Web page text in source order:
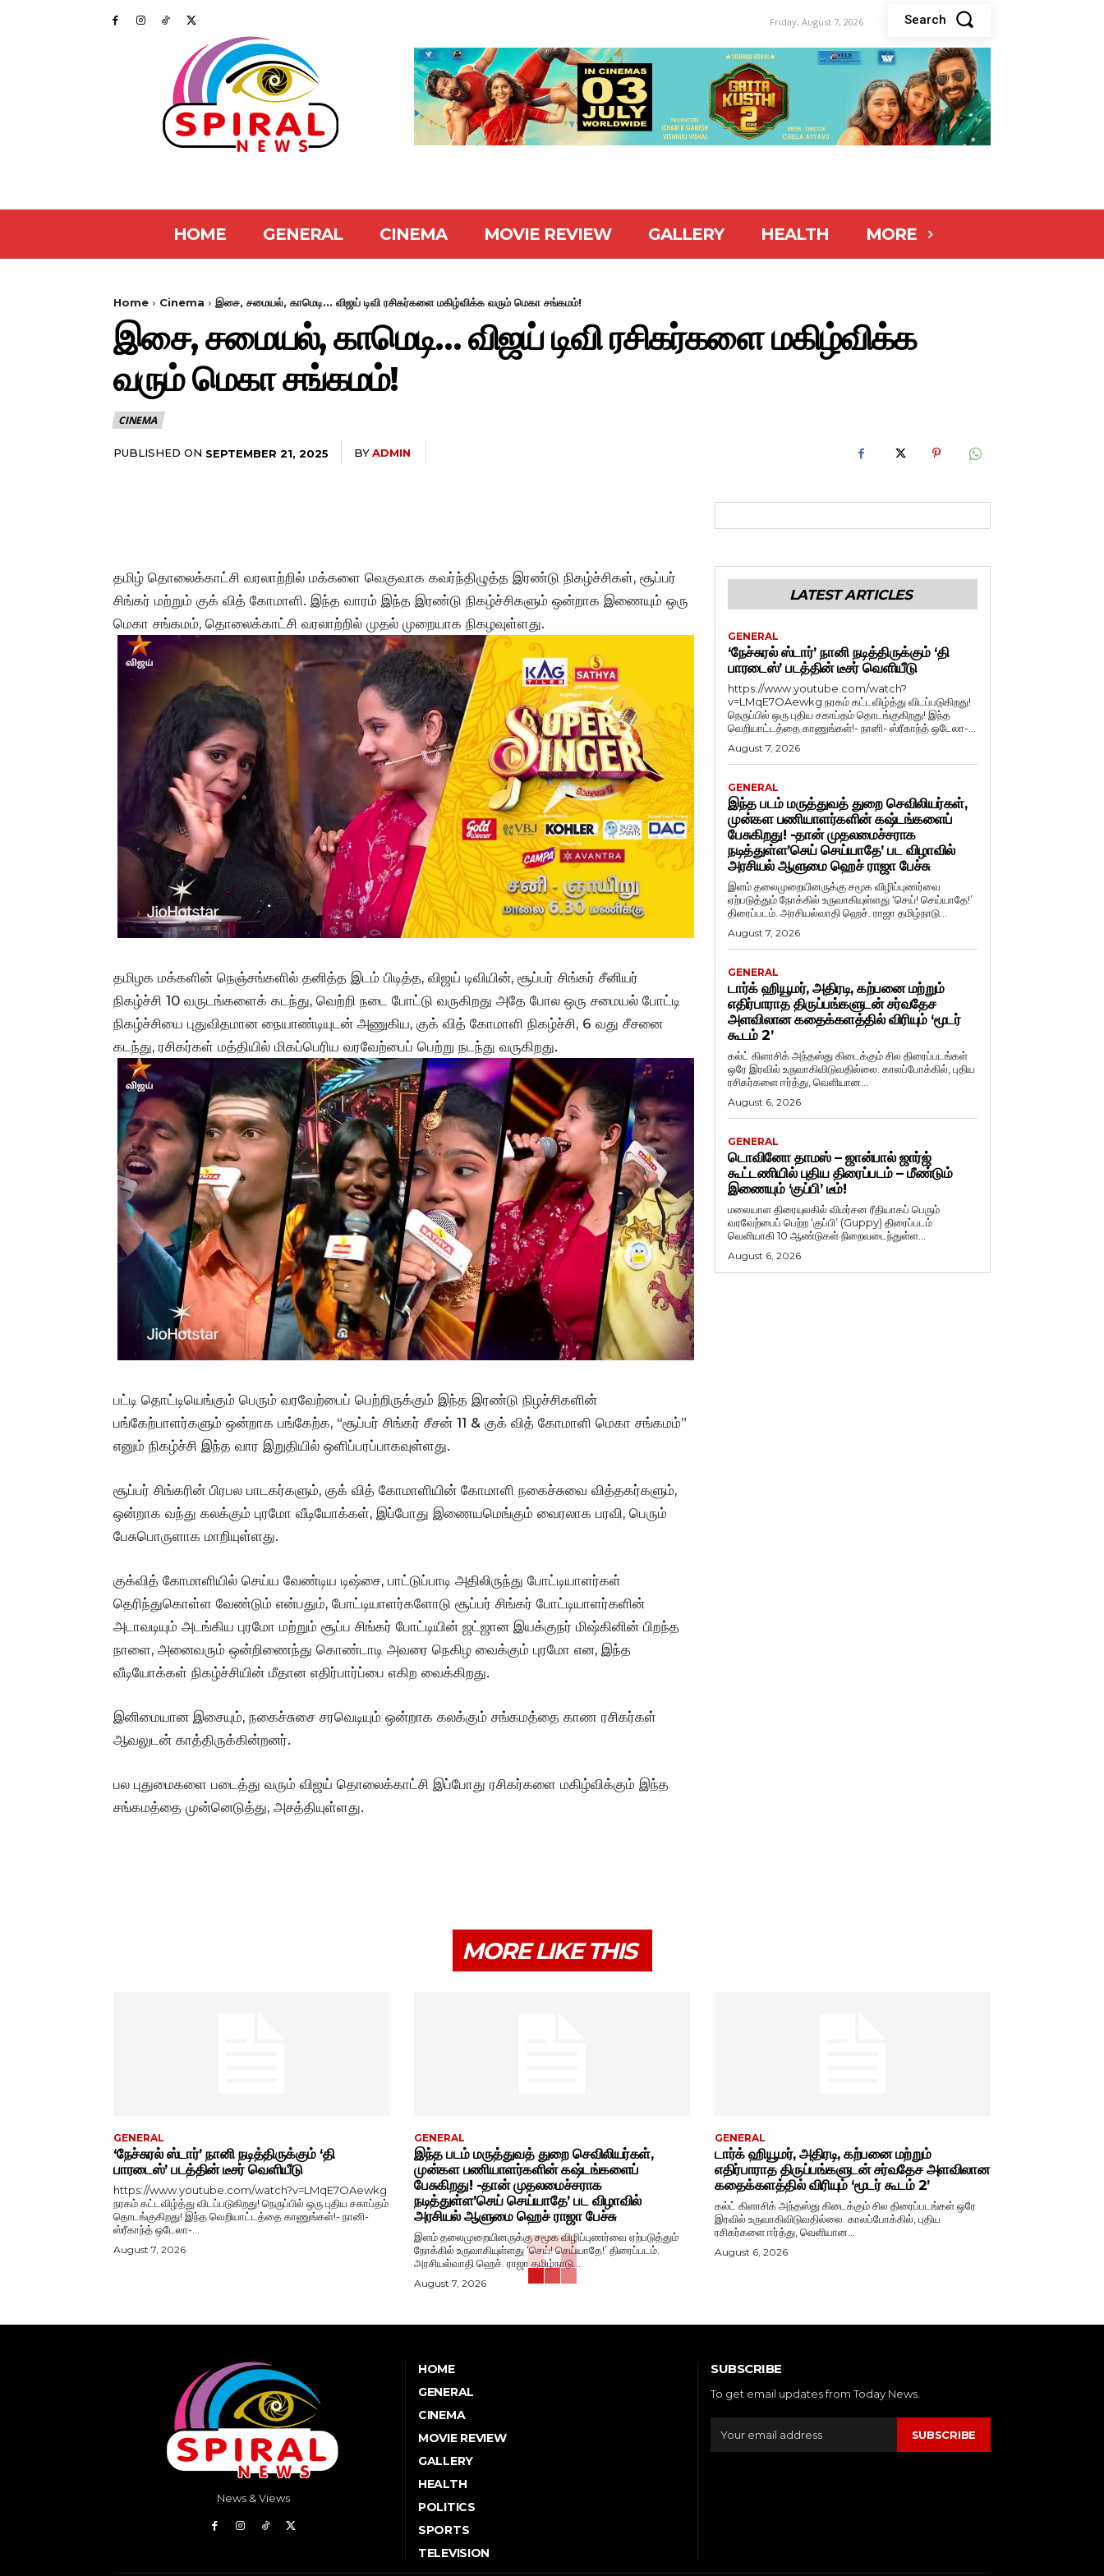
Friday, August 7, 2026 Search
HOME GENERAL CINEMA MOVIE REVIEW GALLERY HEALTH MORE
Home Cinema இசை, சமையல், காமெடி... விஜய் டிவி ரசிகர்களை மகிழ்விக்க வரும் மெகா சங்கமம்!
இசை, சமையல், காமெடி… விஜய் டிவி ரசிகர்களை மகிழ்விக்க
வரும் மெகா சங்கமம்!
CINEMA
PUBLISHED ON SEPTEMBER 21, 2025 BYADMIN
தமிழ் தொலைக்காட்சி வரலாற்றில் மக்களை வெகுவாக கவர்ந்திழுத்த இரண்டு நிகழ்ச்சிகள், சூப்பர்
சிங்கர் மற்றும் குக் வித் கோமாளி. இந்த வாரம் இந்த இரண்டு நிகழ்ச்சிகளும் ஒன்றாக இணையும் ஒரு
மெகா சங்கமம், தொலைக்காட்சி வரலாற்றில் முதல் முறையாக நிகழவுள்ளது.
தமிழக மக்களின் நெஞ்சங்களில் தனித்த இடம் பிடித்த, விஜய் டிவியின், சூப்பர் சிங்கர் சீனியர்
நிகழ்ச்சி 10 வருடங்களைக் கடந்து, வெற்றி நடை போட்டு வருகிறது அதே போல ஒரு சமையல் போட்டி
நிகழ்ச்சியை புதுவிதமான நையாண்டியுடன் அணுகிய, குக் வித் கோமாளி நிகழ்ச்சி, 6 வது சீசனை
கடந்து, ரசிகர்கள் மத்தியில் மிகப்பெரிய வரவேற்பைப் பெற்று நடந்து வருகிறது.
பட்டி தொட்டியெங்கும் பெரும் வரவேற்பைப் பெற்றிருக்கும் இந்த இரண்டு நிழச்சிகளின்
பங்கேற்பாளர்களும் ஒன்றாக பங்கேற்க, “சூப்பர் சிங்கர் சீசன் 11 & குக் வித் கோமாளி மெகா சங்கமம்”
எனும் நிகழ்ச்சி இந்த வார இறுதியில் ஒளிப்பரப்பாகவுள்ளது.
சூப்பர் சிங்கரின் பிரபல பாடகர்களும், குக் வித் கோமாளியின் கோமாளி நகைச்சுவை வித்தகர்களும்,
ஒன்றாக வந்து கலக்கும் புரமோ வீடியோக்கள், இப்போது இணையமெங்கும் வைரலாக பரவி, பெரும்
பேசுபொருளாக மாறியுள்ளது.
குக்வித் கோமாளியில் செய்ய வேண்டிய டிஷ்சை, பாட்டுப்பாடி அதிலிருந்து போட்டியாளர்கள்
தெரிந்துகொள்ள வேண்டும் என்பதும், போட்டியாளர்களோடு சூப்பர் சிங்கர் போட்டியாளர்களின்
அடாவடியும் அடங்கிய புரமோ மற்றும் சூப்ப சிங்கர் போட்டியின் ஜட்ஜான இயக்குநர் மிஷ்கினின் பிறந்த
நாளை, அனைவரும் ஒன்றிணைந்து கொண்டாடி அவரை நெகிழ வைக்கும் புரமோ என, இந்த
வீடியோக்கள் நிகழ்ச்சியின் மீதான எதிர்பார்ப்பை எகிற வைக்கிறது.
இனிமையான இசையும், நகைச்சுசை சரவெடியும் ஒன்றாக கலக்கும் சங்கமத்தை காண ரசிகர்கள்
ஆவலுடன் காத்திருக்கின்றனர்.
பல புதுமைகளை படைத்து வரும் விஜய் தொலைக்காட்சி இப்போது ரசிகர்களை மகிழ்விக்கும் இந்த
சங்கமத்தை முன்னெடுத்து, அசத்தியுள்ளது.
LATEST ARTICLES
GENERAL
‘நேச்சுரல் ஸ்டார்’ நானி நடித்திருக்கும் ‘தி
பாரடைஸ்’ படத்தின் டீசர் வெளியீடு
https://www.youtube.com/watch?
v=LMqE7OAewkg நரகம் கட்டவிழ்த்து விடப்படுகிறது!
நெருப்பில் ஒரு புதிய சகாப்தம் தொடங்குகிறது! இந்த
வெறியாட்டத்தை காணுங்கள்!- நானி- ஸ்ரீகாந்த் ஒடேலா-...
August 7, 2026
GENERAL
இந்த படம் மருத்துவத் துறை செவிலியர்கள்,
முன்கள பணியாளர்களின் கஷ்டங்களைப்
பேசுகிறது! -தான் முதலமைச்சராக
நடித்துள்ள’செய் செய்யாதே’ பட விழாவில்
அரசியல் ஆளுமை ஹெச் ராஜா பேச்சு
இளம் தலைமுறையினருக்கு சமூக விழிப்புணர்வை
ஏற்படுத்தும் நோக்கில் உருவாகியுள்ளது ‘செய்! செய்யாதே!’
திரைப்படம். அரசியல்வாதி ஹெச். ராஜா தமிழ்நாடு...
August 7, 2026
GENERAL
டார்க் ஹியூமர், அதிரடி, கற்பனை மற்றும்
எதிர்பாராத திருப்பங்களுடன் சர்வதேச
அளவிலான கதைக்களத்தில் விரியும் ‘மூடர்
கூடம் 2’
கல்ட் கிளாசிக் அந்தஸ்து கிடைக்கும் சில திரைப்படங்கள்
ஒரே இரவில் உருவாகிவிடுவதில்லை. காலப்போக்கில், புதிய
ரசிகர்களை ஈர்த்து, வெளியான...
August 6, 2026
GENERAL
டொவினோ தாமஸ் – ஜான்பால் ஜார்ஜ்
கூட்டணியில் புதிய திரைப்படம் – மீண்டும்
இணையும் ‘குப்பி’ டீம்!
மலையாள திரையுலகில் விமர்சன ரீதியாகப் பெரும்
வரவேற்பைப் பெற்ற ‘குப்பி’ (Guppy) திரைப்படம்
வெளியாகி 10 ஆண்டுகள் நிறைவடைந்துள்ள...
August 6, 2026
MORE LIKE THIS
GENERAL
‘நேச்சுரல் ஸ்டார்’ நானி நடித்திருக்கும் ‘தி
பாரடைஸ்’ படத்தின் டீசர் வெளியீடு
https://www.youtube.com/watch?v=LMqE7OAewkg
நரகம் கட்டவிழ்த்து விடப்படுகிறது! நெருப்பில் ஒரு புதிய சகாப்தம்
தொடங்குகிறது! இந்த வெறியாட்டத்தை காணுங்கள்!- நானி-
ஸ்ரீகாந்த் ஒடேலா-...
August 7, 2026
GENERAL
இந்த படம் மருத்துவத் துறை செவிலியர்கள்,
முன்கள பணியாளர்களின் கஷ்டங்களைப்
பேசுகிறது! -தான் முதலமைச்சராக
நடித்துள்ள’செய் செய்யாதே’ பட விழாவில்
அரசியல் ஆளுமை ஹெச் ராஜா பேச்சு
இளம் தலைமுறையினருக்கு சமூக விழிப்புணர்வை ஏற்படுத்தும்
நோக்கில் உருவாகியுள்ளது ‘செய்! செய்யாதே!’ திரைப்படம்.
அரசியல்வாதி ஹெச். ராஜா தமிழ்நாடு...
August 7, 2026
GENERAL
டார்க் ஹியூமர், அதிரடி, கற்பனை மற்றும்
எதிர்பாராத திருப்பங்களுடன் சர்வதேச அளவிலான
கதைக்களத்தில் விரியும் ‘மூடர் கூடம் 2’
கல்ட் கிளாசிக் அந்தஸ்து கிடைக்கும் சில திரைப்படங்கள் ஒரே
இரவில் உருவாகிவிடுவதில்லை. காலப்போக்கில், புதிய
ரசிகர்களை ஈர்த்து, வெளியான...
August 6, 2026
News & Views
HOME
GENERAL
CINEMA
MOVIE REVIEW
GALLERY
HEALTH
POLITICS
SPORTS
TELEVISION
SUBSCRIBE
To get email updates from Today News.
SUBSCRIBE